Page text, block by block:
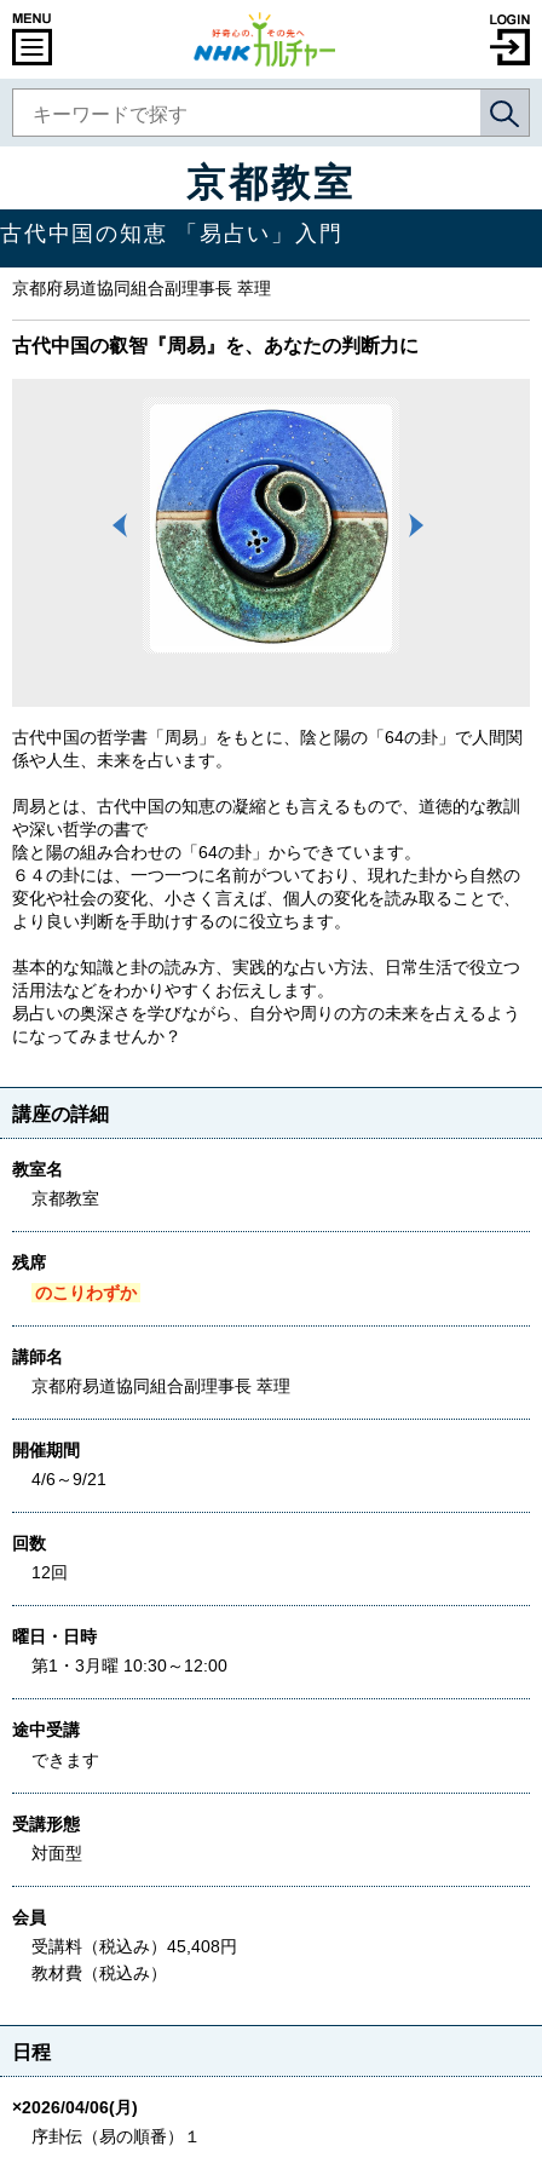
京都教室
古代中国の知恵 「易占い」入門
京都府易道協同組合副理事長 萃理
古代中国の叡智『周易』を、あなたの判断力に
古代中国の哲学書「周易」をもとに、陰と陽の「64の卦」で人間関
係や人生、未来を占います。
周易とは、古代中国の知恵の凝縮とも言えるもので、道徳的な教訓
や深い哲学の書で
陰と陽の組み合わせの「64の卦」からできています。
６４の卦には、一つ一つに名前がついており、現れた卦から自然の
変化や社会の変化、小さく言えば、個人の変化を読み取ることで、
より良い判断を手助けするのに役立ちます。
基本的な知識と卦の読み方、実践的な占い方法、日常生活で役立つ
活用法などをわかりやすくお伝えします。
易占いの奥深さを学びながら、自分や周りの方の未来を占えるよう
になってみませんか？
講座の詳細
教室名
京都教室
残席
のこりわずか
講師名
京都府易道協同組合副理事長 萃理
開催期間
4/6～9/21
回数
12回
曜日・日時
第1・3月曜 10:30～12:00
途中受講
できます
受講形態
対面型
会員
受講料（税込み）45,408円
教材費（税込み）
日程
×2026/04/06(月)
序卦伝（易の順番）１